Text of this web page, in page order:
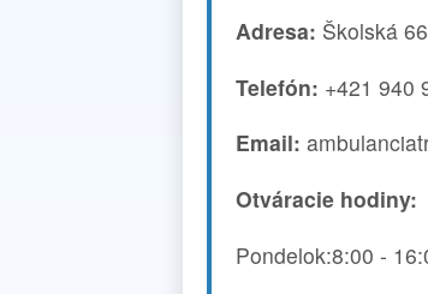
Adresa: Školská
Telefón: +421 940
Email:
Otváracie hodiny:
Pondelok:8:00 -